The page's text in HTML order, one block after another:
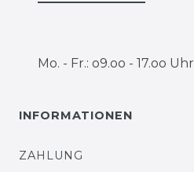
Mo. - Fr.: o9.oo - 17.oo Uhr
INFORMATIONEN
ZAHLUNG